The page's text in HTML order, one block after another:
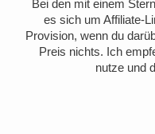
Bei den mit einem
es sich um Affiliate-
Provision, wenn du
Preis nichts. Ich
nutze und